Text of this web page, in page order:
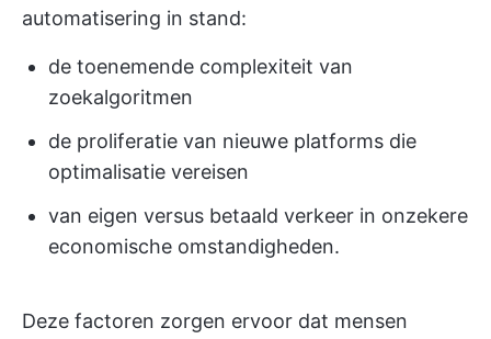
automatisering in stand:
de toenemende complexiteit van
zoekalgoritmen
de proliferatie van nieuwe platforms die
optimalisatie vereisen
van eigen versus betaald verkeer in onzekere
economische omstandigheden.
Deze factoren zorgen ervoor dat mensen